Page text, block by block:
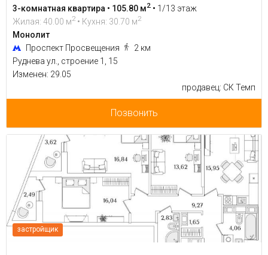
3-комнатная квартира • 105.80 м2 • 1/13 этаж
Жилая: 40.00 м2 • Кухня: 30.70 м2
Монолит
Проспект Просвещения
2 км
Руднева ул., строение 1, 15
Изменен: 29.05
продавец: СК Темп
Позвонить
застройщик